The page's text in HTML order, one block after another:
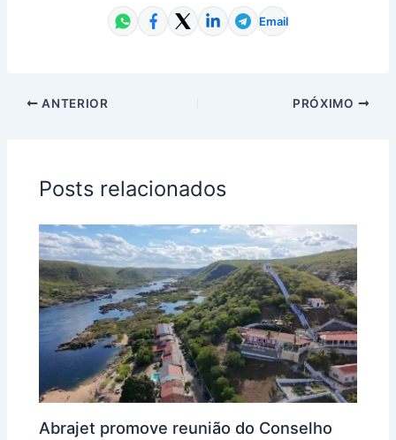
Email
ANTERIOR PRÓXIMO
Posts relacionados
Abrajet promove reunião do Conselho